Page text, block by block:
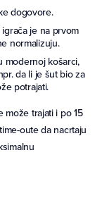
dogovore.
je na prvom
normalizuju.
modernoj košarci,
da li je šut bio za
potrajati.
može trajati i po 15
oute da nacrtaju